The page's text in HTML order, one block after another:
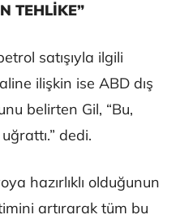
TEHLİKE”
satışıyla ilgili
ilişkin ise ABD dış
belirten Gil, “Bu,
dedi.
hazırlıklı olduğunun
artırarak tüm bu